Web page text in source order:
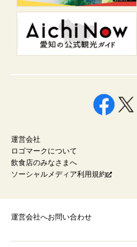
運営会社
ロゴマークについて
飲食店のみなさまへ
ソーシャルメディア利用規約
運営会社へお問い合わせ